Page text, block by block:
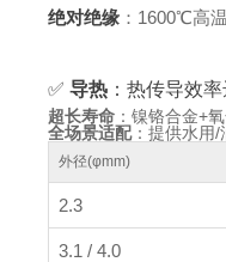
绝对绝缘 ：1600℃高
✅导热 ：热传导效
超长寿命 ：镍铬合金+
全场景适配：提供水用/
外径(φmm)
2.3
3.1 / 4.0